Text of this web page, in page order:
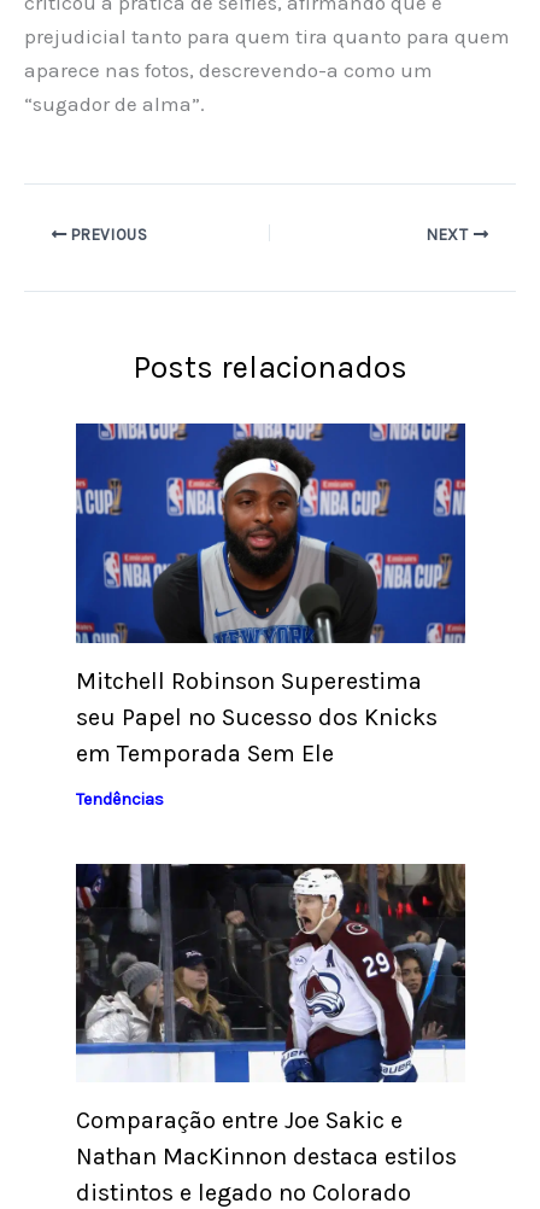
prejudicial tanto para quem tira quanto para quem
aparece nas fotos, descrevendo-a como um
“sugador de alma”.
PREVIOUS NEXT
Posts relacionados
Mitchell Robinson Superestima
seu Papel no Sucesso dos Knicks
em Temporada Sem Ele
Tendências
Comparação entre Joe Sakic e
Nathan MacKinnon destaca estilos
distintos e legado no Colorado